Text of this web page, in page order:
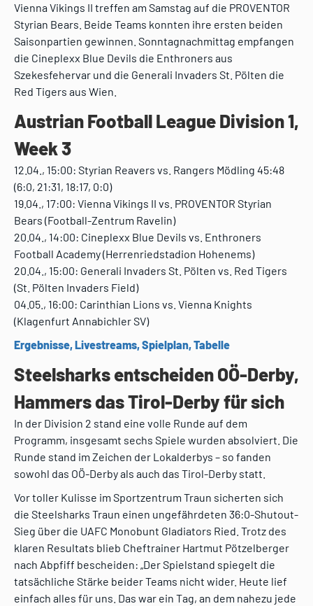
Vienna Vikings II treffen am Samstag auf die PROVENTOR
Styrian Bears. Beide Teams konnten ihre ersten beiden
Saisonpartien gewinnen. Sonntagnachmittag empfangen
die Cineplexx Blue Devils die Enthroners aus
Szekesfehervar und die Generali Invaders St. Pölten die
Red Tigers aus Wien.
Austrian Football League Division 1,
Week 3
12.04., 15:00: Styrian Reavers vs. Rangers Mödling 45:48
(6:0, 21:31, 18:17, 0:0)
19.04., 17:00: Vienna Vikings II vs. PROVENTOR Styrian
Bears (Football-Zentrum Ravelin)
20.04., 14:00: Cineplexx Blue Devils vs. Enthroners
Football Academy (Herrenriedstadion Hohenems)
20.04., 15:00: Generali Invaders St. Pölten vs. Red Tigers
(St. Pölten Invaders Field)
04.05., 16:00: Carinthian Lions vs. Vienna Knights
(Klagenfurt Annabichler SV)
Ergebnisse, Livestreams, Spielplan, Tabelle
Steelsharks entscheiden OÖ-Derby,
Hammers das Tirol-Derby für sich
In der Division 2 stand eine volle Runde auf dem
Programm, insgesamt sechs Spiele wurden absolviert. Die
Runde stand im Zeichen der Lokalderbys – so fanden
sowohl das OÖ-Derby als auch das Tirol-Derby statt.
Vor toller Kulisse im Sportzentrum Traun sicherten sich
die Steelsharks Traun einen ungefährdeten 36:0-Shutout-
Sieg über die UAFC Monobunt Gladiators Ried. Trotz des
klaren Resultats blieb Cheftrainer Hartmut Pötzelberger
nach Abpfiff bescheiden: „Der Spielstand spiegelt die
tatsächliche Stärke beider Teams nicht wider. Heute lief
einfach alles für uns. Das war ein Tag, an dem nahezu jede